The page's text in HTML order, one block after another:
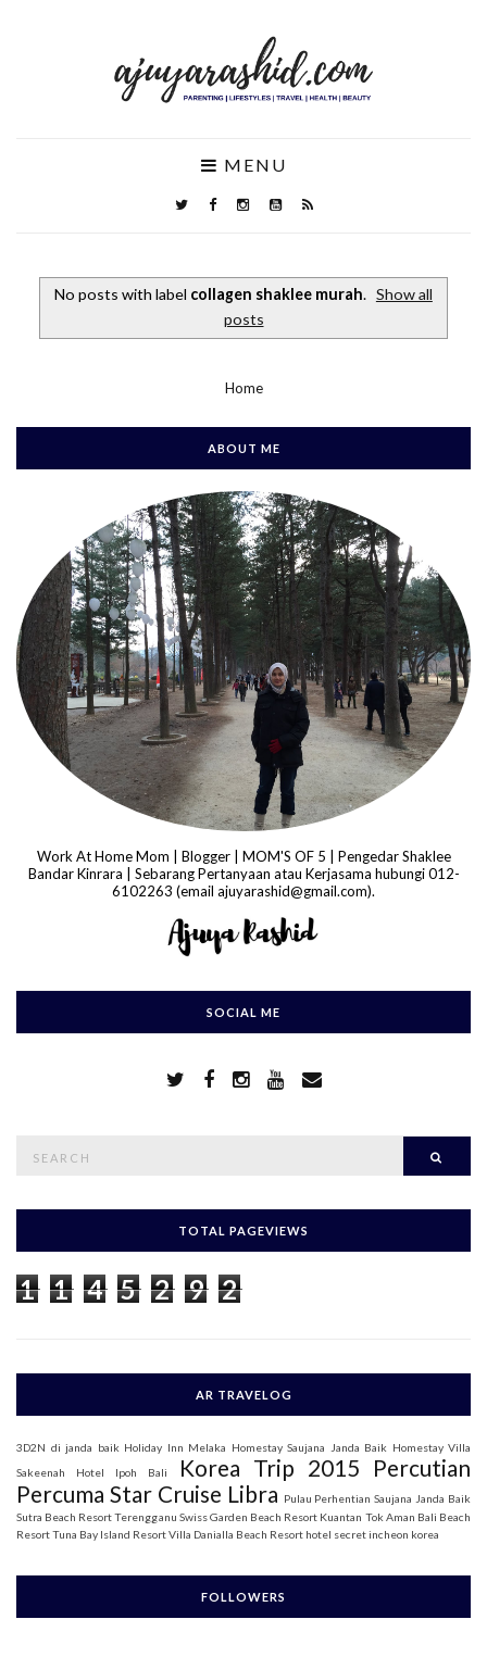
MENU
No posts with label collagen shaklee murah. Show all
posts
Home
ABOUT ME
Work At Home Mom | Blogger | MOM'S OF 5 | Pengedar Shaklee
Bandar Kinrara | Sebarang Pertanyaan atau Kerjasama hubungi 012-
6102263 (email ajuyarashid@gmail.com).
SOCIAL ME
c
f
r
:
TOTAL PAGEVIEWS
1 1 4 5 2 9 2
AR TRAVELOG
3D2N di janda baik Holiday Inn Melaka Homestay Saujana Janda Baik Homestay Villa
Sakeenah
Hotel Ipoh Bali Korea Trip 2015 Percutian
Percuma Star Cruise Libra Pulau Perhentian Saujana Janda Baik
Sutra Beach Resort Terengganu Swiss Garden Beach Resort Kuantan Tok Aman Bali Beach
ResortTuna Bay Island ResortVilla Danialla Beach Resort hotel secret incheon korea
FOLLOWERS